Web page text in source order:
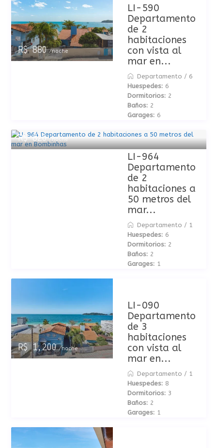
R$ 880/noche
LI-590
Departamento
de 2
habitaciones
con vista al
mar en...
Departamento / 6
Huespedes: 6
Dormitorios: 2
Baños: 2
Garages: 6
R$ 820/noche
LI-964
Departamento
de 2
habitaciones a
50 metros del
mar...
Departamento / 1
Huespedes: 6
Dormitorios: 2
Baños: 2
Garages: 1
R$ 1,200/noche
LI-090
Departamento
de 3
habitaciones
con vista al
mar en...
Departamento / 1
Huespedes: 8
Dormitorios: 3
Baños: 2
Garages: 1